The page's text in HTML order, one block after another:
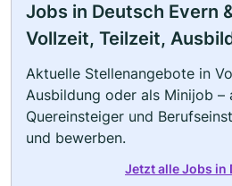
Jobs in Deutsch Evern
Vollzeit, Teilzeit,
Aktuelle Stellenangebote in
Ausbildung oder als Minijob –
Quereinsteiger und
und bewerben.
Jetzt alle Jobs in